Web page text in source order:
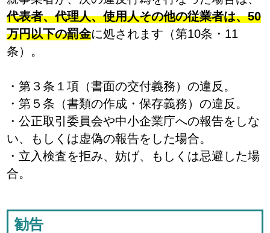
代表者、代理人、使用人その他の従業者は、50
万円以下の罰金に処されます（第10条・11
条）。
・第３条１項（書面の交付義務）の違反。
・第５条（書類の作成・保存義務）の違反。
・公正取引委員会や中小企業庁への報告をしな
い、もしくは虚偽の報告をした場合。
・立入検査を拒み、妨げ、もしくは忌避した場
合。
勧告